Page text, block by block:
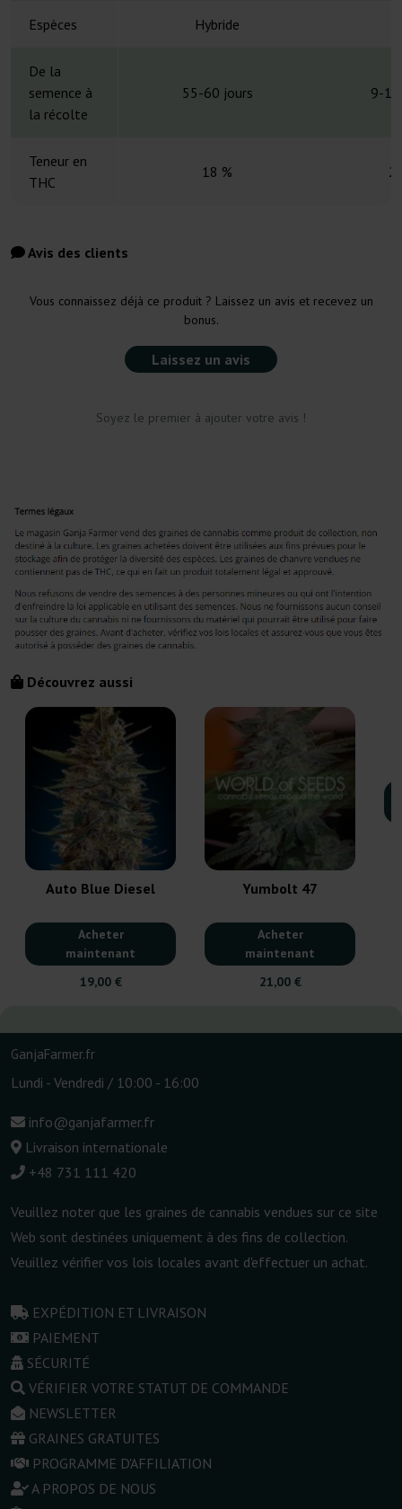
Espèces Hybride
De la
semence à
la récolte
55-60 jours 9-10
Teneur en
THC
18 %
Avis des clients
Vous connaissez déjà ce produit ? Laissez un avis et recevez un
bonus.
Laissez un avis
Soyez le premier à ajouter votre avis !
Découvrez aussi
Auto Blue Diesel
Acheter
maintenant
19,00 €
Yumbolt 47
Acheter
maintenant
21,00 €
GanjaFarmer.fr
Lundi - Vendredi / 10:00 - 16:00
info@ganjafarmer.fr
Livraison internationale
+48 731 111 420
Veuillez noter que les graines de cannabis vendues sur ce site
Web sont destinées uniquement à des fins de collection.
Veuillez vérifier vos lois locales avant d'effectuer un achat.
EXPÉDITION ET LIVRAISON
PAIEMENT
SÉCURITÉ
VÉRIFIER VOTRE STATUT DE COMMANDE
NEWSLETTER
GRAINES GRATUITES
PROGRAMME D'AFFILIATION
A PROPOS DE NOUS